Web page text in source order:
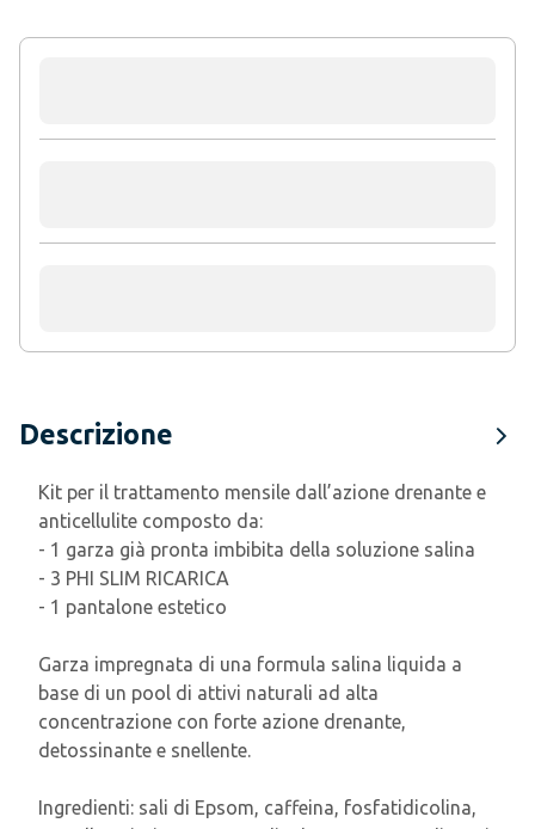
Descrizione
Kit per il trattamento mensile dall’azione drenante e
anticellulite composto da:
- 1 garza già pronta imbibita della soluzione salina
- 3 PHI SLIM RICARICA
- 1 pantalone estetico
Garza impregnata di una formula salina liquida a
base di un pool di attivi naturali ad alta
concentrazione con forte azione drenante,
detossinante e snellente.
Ingredienti: sali di Epsom, caffeina, fosfatidicolina,